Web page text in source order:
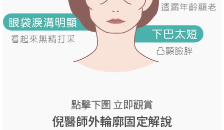
點擊下圖 立即觀賞
倪醫師外輪廓固定解說